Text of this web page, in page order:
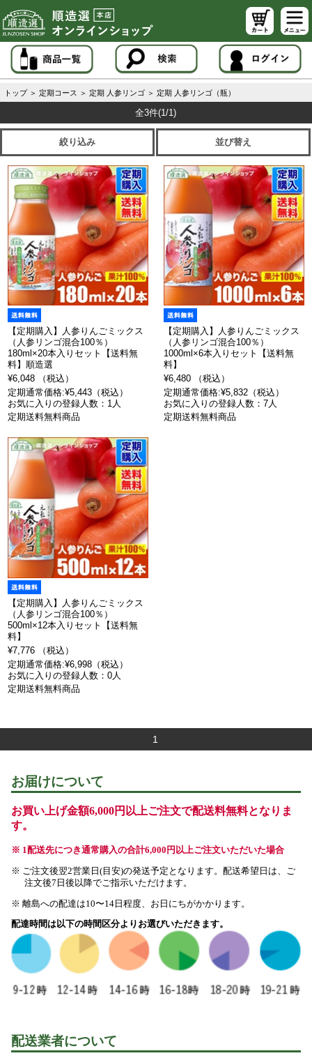
トップ ＞ 定期コース ＞ 定期 人参リンゴ ＞ 定期 人参リンゴ（瓶）
全3件(1/1)
絞り込み 並び替え
【定期購入】人参りんごミックス
（人参リンゴ混合100％）
180ml×20本入りセット【送料無
料】順造選
¥6,048 （税込）
定期通常価格:¥5,443（税込）
お気に入りの登録人数：1人
定期送料無料商品
【定期購入】人参りんごミックス
（人参リンゴ混合100％）
1000ml×6本入りセット【送料無
料】
¥6,480 （税込）
定期通常価格:¥5,832（税込）
お気に入りの登録人数：7人
定期送料無料商品
【定期購入】人参りんごミックス
（人参リンゴ混合100％）
500ml×12本入りセット【送料無
料】
¥7,776 （税込）
定期通常価格:¥6,998（税込）
お気に入りの登録人数：0人
定期送料無料商品
1